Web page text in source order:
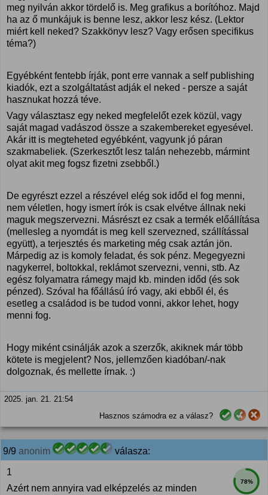
meg nyilván akkor tördelő is. Meg grafikus a borítóhoz. Majd
ha az ő munkájuk is benne lesz, akkor lesz kész. (Lektor
miért kell neked? Szakkönyv lesz? Vagy erősen specifikus
téma?)
Egyébként fentebb írják, pont erre vannak a self publishing
kiadók, ezt a szolgáltatást adják el neked - persze a saját
hasznukat hozzá téve.
Vagy választasz egy neked megfelelőt ezek közül, vagy
saját magad vadászod össze a szakembereket egyesével.
Akár itt is megteheted egyébként, vagyunk jó páran
szakmabeliek. (Szerkesztőt lesz talán nehezebb, mármint
olyat akit meg fogsz fizetni zsebből.)
De egyrészt ezzel a részével elég sok időd el fog menni,
nem véletlen, hogy ismert írók is csak elvétve állnak neki
maguk megszervezni. Másrészt ez csak a termék előállítása
(mellesleg a nyomdát is meg kell szervezned, szállítással
együtt), a terjesztés és marketing még csak aztán jön.
Márpedig az is komoly feladat, és sok pénz. Megegyezni
nagykerrel, boltokkal, reklámot szervezni, venni, stb. Az
egész folyamatra rámegy majd kb. minden időd (és sok
pénzed). Szóval ha főállású író vagy, aki ebből él, és
esetleg a családod is be tudod vonni, akkor lehet, hogy
menni fog.
Hogy miként csinálják azok a szerzők, akiknek már több
kötete is megjelent? Nos, jellemzően kiadóban/-nak
dolgoznak, és mellette írnak. :)
2025. jan. 21. 21:54
Hasznos számodra ez a válasz?
9/9 anonim válasza:
78%
1
Azért nem annyira vad elképzelés az minden